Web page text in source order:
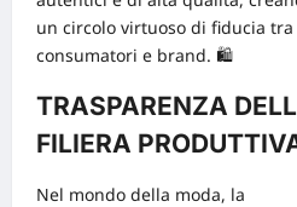
un circolo virtuoso di fiducia tra
consumatori e brand. 🛍️
TRASPARENZA
FILIERA
Nel mondo della moda, la